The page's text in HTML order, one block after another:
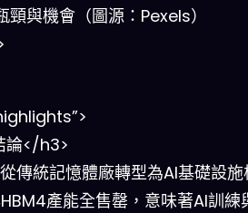
頸與機會（圖源：Pexels）
論</h3>
傳統記憶體廠轉型為AI基礎設施
產能全售罄，意味著AI訓練